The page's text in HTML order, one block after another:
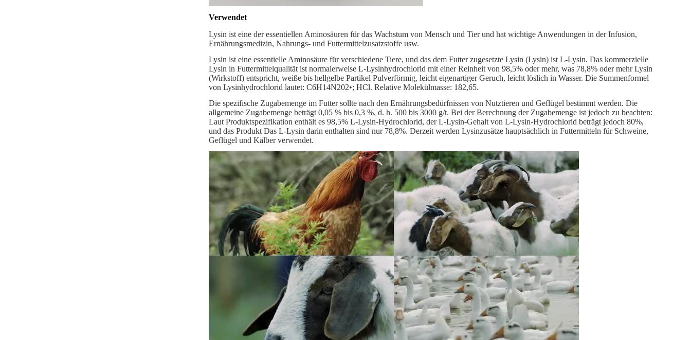
Verwendet
Lysin ist eine der essentiellen Aminosäuren für das Wachstum von Mensch und Tier und hat wichtige Anwendungen in der Infusion,
Ernährungsmedizin, Nahrungs- und Futtermittelzusatzstoffe usw.
Lysin ist eine essentielle Aminosäure für verschiedene Tiere, und das dem Futter zugesetzte Lysin (Lysin) ist L-Lysin. Das kommerzielle
Lysin in Futtermittelqualität ist normalerweise L-Lysinhydrochlorid mit einer Reinheit von 98,5% oder mehr, was 78,8% oder mehr Lysin
(Wirkstoff) entspricht, weiße bis hellgelbe Partikel Pulverförmig, leicht eigenartiger Geruch, leicht löslich in Wasser. Die Summenformel
von Lysinhydrochlorid lautet: C6H14N202•; HCl. Relative Molekülmasse: 182,65.
Die spezifische Zugabemenge im Futter sollte nach den Ernährungsbedürfnissen von Nutztieren und Geflügel bestimmt werden. Die
allgemeine Zugabemenge beträgt 0,05 % bis 0,3 %, d. h. 500 bis 3000 g/t. Bei der Berechnung der Zugabemenge ist jedoch zu beachten:
Laut Produktspezifikation enthält es 98,5% L-Lysin-Hydrochlorid, der L-Lysin-Gehalt von L-Lysin-Hydrochlorid beträgt jedoch 80%,
und das Produkt Das L-Lysin darin enthalten sind nur 78,8%. Derzeit werden Lysinzusätze hauptsächlich in Futtermitteln für Schweine,
Geflügel und Kälber verwendet.